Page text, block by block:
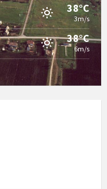
38°C
3m/s
38°C
6m/s